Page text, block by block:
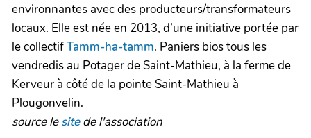
environnantes avec des producteurs/transformateurs
locaux. Elle est née en 2013, d’une initiative portée par
le collectifTamm-ha-tamm. Paniers bios tous les
vendredis au Potager de Saint-Mathieu, à la ferme de
Kerveur à côté de la pointe Saint-Mathieu à
Plougonvelin.
source lesitede l'association